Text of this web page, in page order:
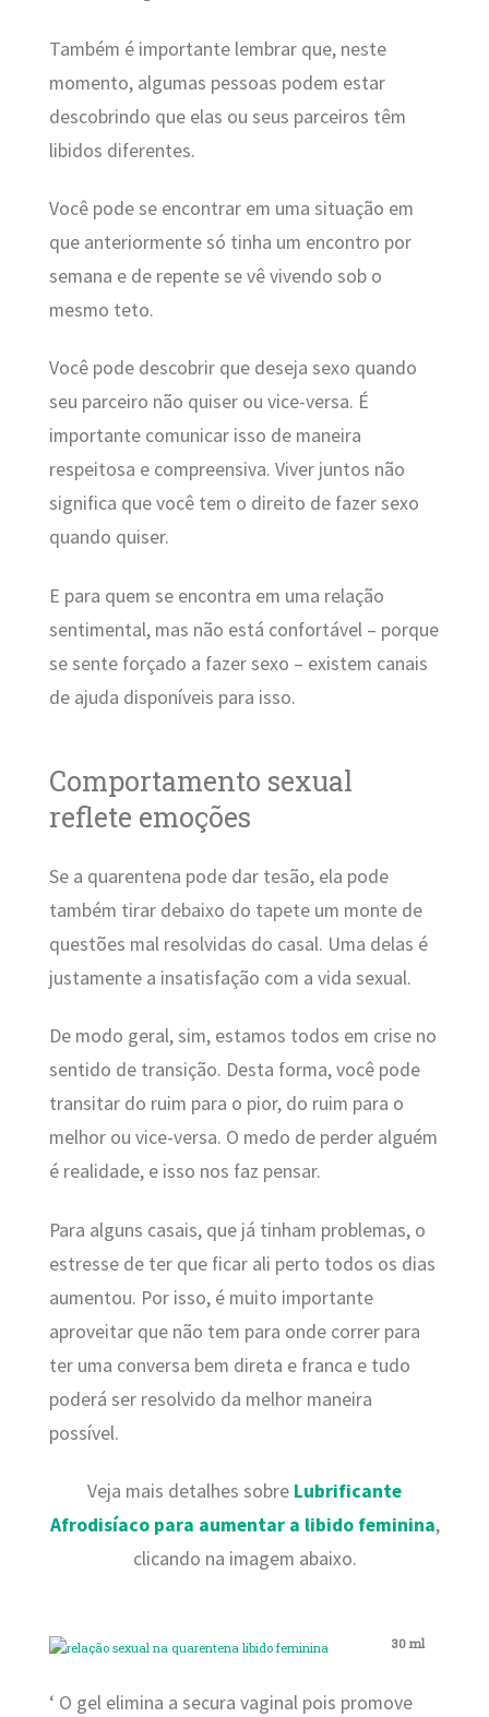
Também é importante lembrar que, neste
momento, algumas pessoas podem estar
descobrindo que elas ou seus parceiros têm
libidos diferentes.
Você pode se encontrar em uma situação em
que anteriormente só tinha um encontro por
semana e de repente se vê vivendo sob o
mesmo teto.
Você pode descobrir que deseja sexo quando
seu parceiro não quiser ou vice-versa. É
importante comunicar isso de maneira
respeitosa e compreensiva. Viver juntos não
significa que você tem o direito de fazer sexo
quando quiser.
E para quem se encontra em uma relação
sentimental, mas não está confortável – porque
se sente forçado a fazer sexo – existem canais
de ajuda disponíveis para isso.
Comportamento sexual
reflete emoções
Se a quarentena pode dar tesão, ela pode
também tirar debaixo do tapete um monte de
questões mal resolvidas do casal. Uma delas é
justamente a insatisfação com a vida sexual.
De modo geral, sim, estamos todos em crise no
sentido de transição. Desta forma, você pode
transitar do ruim para o pior, do ruim para o
melhor ou vice-versa. O medo de perder alguém
é realidade, e isso nos faz pensar.
Para alguns casais, que já tinham problemas, o
estresse de ter que ficar ali perto todos os dias
aumentou. Por isso, é muito importante
aproveitar que não tem para onde correr para
ter uma conversa bem direta e franca e tudo
poderá ser resolvido da melhor maneira
possível.
Veja mais detalhes sobre Lubrificante
Afrodisíaco para aumentar a libido feminina,
clicando na imagem abaixo.
30 ml
‘ O gel elimina a secura vaginal pois promove